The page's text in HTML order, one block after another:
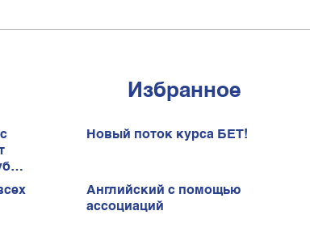
Избранное
Новый поток курса БЕТ!
Английский с помощью
ассоциаций